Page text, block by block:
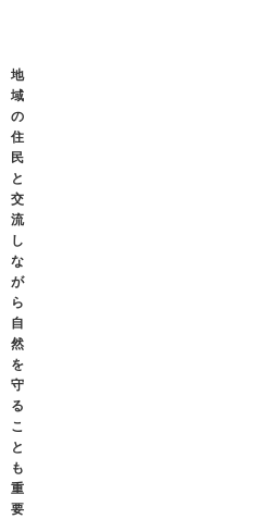
地
域
の
住
民
と
交
流
し
な
が
ら
自
然
を
守
る
こ
と
も
重
要